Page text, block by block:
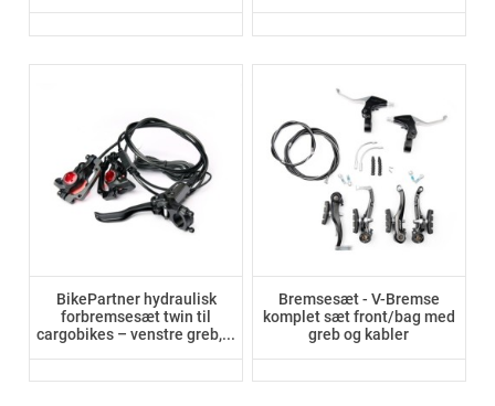
BikePartner hydraulisk
forbremsesæt twin til
cargobikes – venstre greb,...
Bremsesæt - V-Bremse
komplet sæt front/bag med
greb og kabler